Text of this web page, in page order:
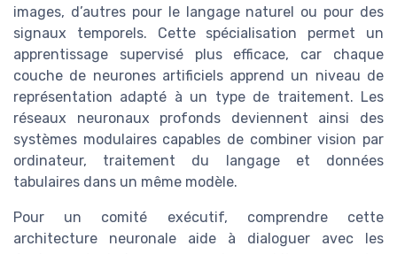
images, d’autres pour le langage naturel ou pour des
signaux temporels. Cette spécialisation permet un
apprentissage supervisé plus efficace, car chaque
couche de neurones artificiels apprend un niveau de
représentation adapté à un type de traitement. Les
réseaux neuronaux profonds deviennent ainsi des
systèmes modulaires capables de combiner vision par
ordinateur, traitement du langage et données
tabulaires dans un même modèle.
Pour un comité exécutif, comprendre cette
architecture neuronale aide à dialoguer avec les